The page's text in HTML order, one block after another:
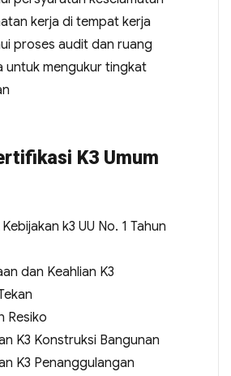
kerja di tempat kerja
proses audit dan ruang
untuk mengukur tingkat
K3 Umum
k3 UU No. 1 Tahun
dan Keahlian K3
Resiko
K3 Konstruksi Bangunan
K3 Penanggulangan